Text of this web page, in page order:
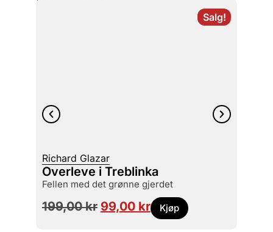
Salg!
Richard Glazar
Overleve i Treblinka
fellen med det grønne gjerdet
199,00kr 99,00 kr Kjøp